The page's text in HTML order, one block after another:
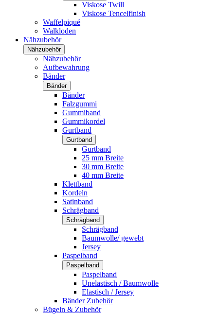
Viskose Twill
Viskose Tencelfinish
Waffelpiqué
Walkloden
Nähzubehör
Nähzubehör
Nähzubehör
Aufbewahrung
Bänder
Bänder
Bänder
Falzgummi
Gummiband
Gummikordel
Gurtband
Gurtband
Gurtband
25 mm Breite
30 mm Breite
40 mm Breite
Klettband
Kordeln
Satinband
Schrägband
Schrägband
Schrägband
Baumwolle/ gewebt
Jersey
Paspelband
Paspelband
Paspelband
Unelastisch / Baumwolle
Elastisch / Jersey
Bänder Zubehör
Bügeln & Zubehör